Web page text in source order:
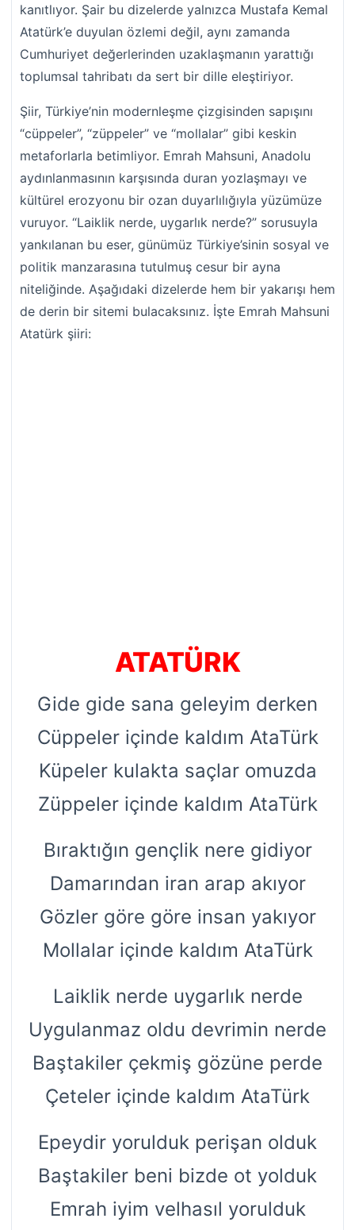
kanıtlıyor. Şair bu dizelerde yalnızca Mustafa Kemal
Atatürk’e duyulan özlemi değil, aynı zamanda
Cumhuriyet değerlerinden uzaklaşmanın yarattığı
toplumsal tahribatı da sert bir dille eleştiriyor.
Şiir, Türkiye’nin modernleşme çizgisinden sapışını
“cüppeler”, “züppeler” ve “mollalar” gibi keskin
metaforlarla betimliyor. Emrah Mahsuni, Anadolu
aydınlanmasının karşısında duran yozlaşmayı ve
kültürel erozyonu bir ozan duyarlılığıyla yüzümüze
vuruyor. “Laiklik nerde, uygarlık nerde?” sorusuyla
yankılanan bu eser, günümüz Türkiye’sinin sosyal ve
politik manzarasına tutulmuş cesur bir ayna
niteliğinde. Aşağıdaki dizelerde hem bir yakarışı hem
de derin bir sitemi bulacaksınız. İşte Emrah Mahsuni
Atatürk şiiri:
ATATÜRK
Gide gide sana geleyim derken
Cüppeler içinde kaldım AtaTürk
Küpeler kulakta saçlar omuzda
Züppeler içinde kaldım AtaTürk
Bıraktığın gençlik nere gidiyor
Damarından iran arap akıyor
Gözler göre göre insan yakıyor
Mollalar içinde kaldım AtaTürk
Laiklik nerde uygarlık nerde
Uygulanmaz oldu devrimin nerde
Baştakiler çekmiş gözüne perde
Çeteler içinde kaldım AtaTürk
Epeydir yorulduk perişan olduk
Baştakiler beni bizde ot yolduk
Emrah iyim velhasıl yorulduk